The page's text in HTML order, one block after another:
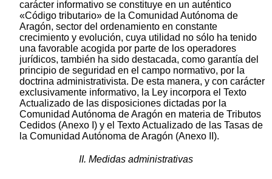
carácter informativo se constituye en un auténtico
«Código tributario» de la Comunidad Autónoma de
Aragón, sector del ordenamiento en constante
crecimiento y evolución, cuya utilidad no sólo ha tenido
una favorable acogida por parte de los operadores
jurídicos, también ha sido destacada, como garantía del
principio de seguridad en el campo normativo, por la
doctrina administrativista. De esta manera, y con carácter
exclusivamente informativo, la Ley incorpora el Texto
Actualizado de las disposiciones dictadas por la
Comunidad Autónoma de Aragón en materia de Tributos
Cedidos (Anexo I) y el Texto Actualizado de las Tasas de
la Comunidad Autónoma de Aragón (Anexo II).
II. Medidas administrativas